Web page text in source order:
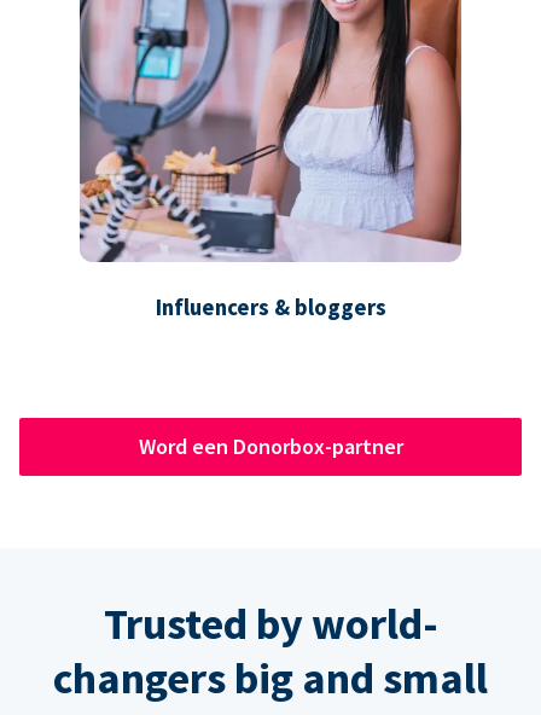
Influencers & bloggers
Word een Donorbox-partner
Trusted by world-
changers big and small